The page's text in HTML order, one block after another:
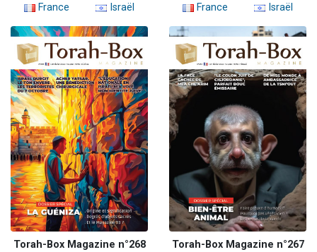
France
Israël
France
Israël
Torah-Box Magazine n°268
Torah-Box Magazine n°267